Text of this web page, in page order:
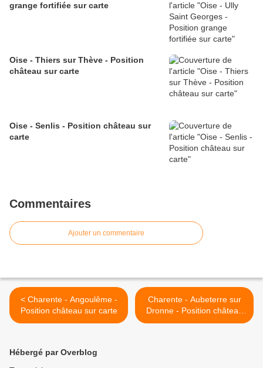
grange fortifiée sur carte
Oise - Thiers sur Thève - Position
château sur carte
Oise - Senlis - Position château sur
carte
Commentaires
Ajouter un commentaire
< Charente - Angoulême -
Position château sur carte
Charente - Aubeterre sur
Dronne - Position château
sur carte >
Hébergé par Overblog